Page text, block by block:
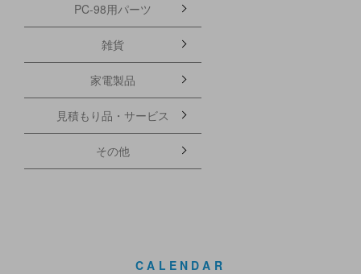
PC-98用パーツ
雑貨
家電製品
見積もり品・サービス
その他
CALENDAR